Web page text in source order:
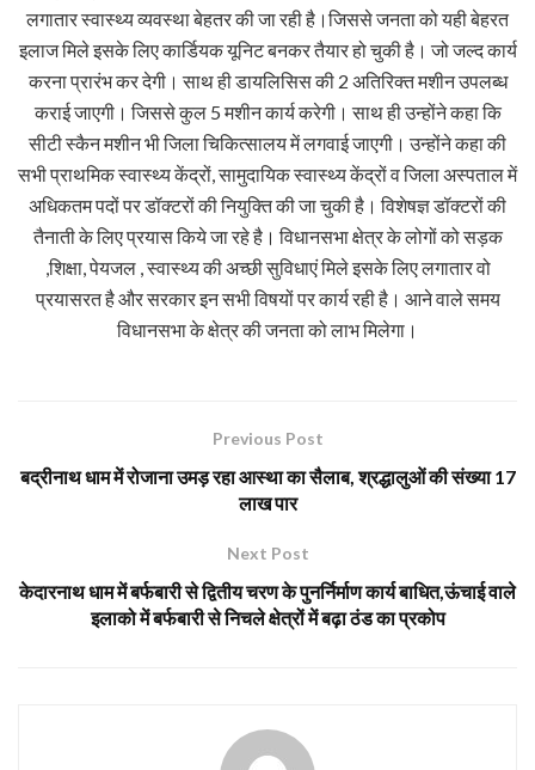
लगातार स्वास्थ्य व्यवस्था बेहतर की जा रही है।जिससे जनता को यही बेहरत
इलाज मिले इसके लिए कार्डियक यूनिट बनकर तैयार हो चुकी है। जो जल्द कार्य
करना प्रारंभ कर देगी। साथ ही डायलिसिस की 2 अतिरिक्त मशीन उपलब्ध
कराई जाएगी। जिससे कुल 5 मशीन कार्य करेगी। साथ ही उन्होंने कहा कि
सीटी स्कैन मशीन भी जिला चिकित्सालय में लगवाई जाएगी। उन्होंने कहा की
सभी प्राथमिक स्वास्थ्य केंद्रों, सामुदायिक स्वास्थ्य केंद्रों व जिला अस्पताल में
अधिकतम पदों पर डॉक्टरों की नियुक्ति की जा चुकी है। विशेषज्ञ डॉक्टरों की
तैनाती के लिए प्रयास किये जा रहे है। विधानसभा क्षेत्र के लोगों को सड़क
,शिक्षा, पेयजल , स्वास्थ्य की अच्छी सुविधाएं मिले इसके लिए लगातार वो
प्रयासरत है और सरकार इन सभी विषयों पर कार्य रही है। आने वाले समय
विधानसभा के क्षेत्र की जनता को लाभ मिलेगा।
Previous Post
बद्रीनाथ धाम में रोजाना उमड़ रहा आस्था का सैलाब, श्रद्धालुओं की संख्या 17
लाख पार
Next Post
केदारनाथ धाम में बर्फबारी से द्वितीय चरण के पुनर्निर्माण कार्य बाधित,ऊंचाई वाले
इलाको में बर्फबारी से निचले क्षेत्रों में बढ़ा ठंड का प्रकोप